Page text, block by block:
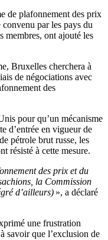
de plafonnement des prix
par les pays du
membres, ont ajouté les
Bruxelles cherchera à
de négociations avec
des
pour qu’un mécanisme
d’entrée en vigueur de
pétrole brut russe, les
résisté à cette mesure.
des prix et du
la Commission
d’ailleurs) », a déclaré
une frustration
savoir que l’exclusion de